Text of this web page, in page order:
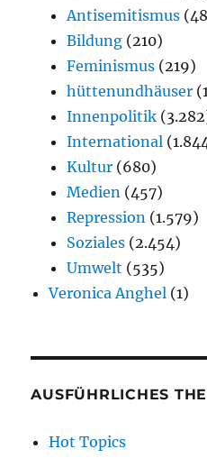
Antisemitismus
Bildung (210)
Feminismus (219)
hüttenundhäuser
Innenpolitik
International
Kultur (680)
Medien (457)
Repression (1.579)
Soziales (2.454)
Umwelt (535)
Veronica Anghel (1)
AUSFÜHRLICHES
Hot Topics